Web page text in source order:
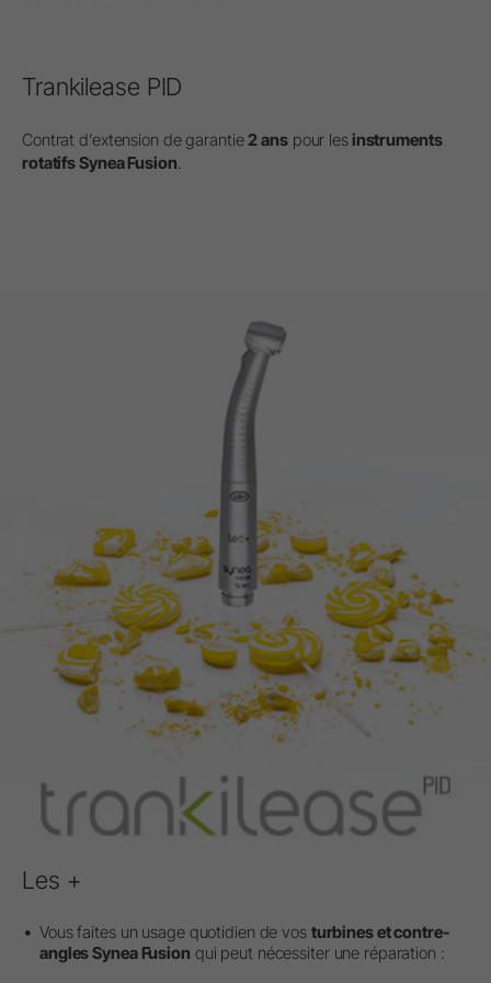
Trankilease PID
Contrat d’extension de garantie2 anspour lesinstruments
rotatifs Synea Fusion
Les +
Vous faites un usage quotidien de vos turbines et contre-
angles Synea Fusion qui peut nécessiter une réparation :